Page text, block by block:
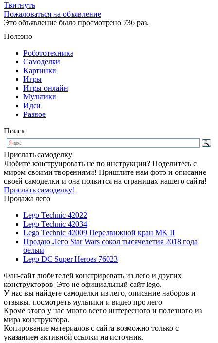
Твитнуть
Пожаловаться на объявление
Это объявление было просмотрено 736 раз.
Полезно
Робототехника
Самоделки
Картинки
Игры
Игры онлайн
Мультики
Идеи
Разное
Поиск
Прислать самоделку
Любите конструировать не по инструкции? Поделитесь с
миром своими творениями! Пришлите нам фото и описание
своей самоделки и она появится на страницах нашего сайта!
Прислать самоделку!
Продажа лего
Lego Technic 42022
Lego Technic 42034
Lego Technic 42009 Передвижной кран MK II
Продаю Лего Star Wars сокол тысячелетия 2018 года
белый
Lego DC Super Heroes 76023
Фан-сайт любителей констрировать из лего и других
конструкторов. Это не официальный сайт lego.
У нас вы найдете самоделки из лего, описание наборов и
отзывы, посмотреть мультики и видео про лего.
Кроме этого у нас много всего интересного и полезного из
мира конструктора.
Копирование материалов с сайта возможно только с
указанием активной ссылки на источник.